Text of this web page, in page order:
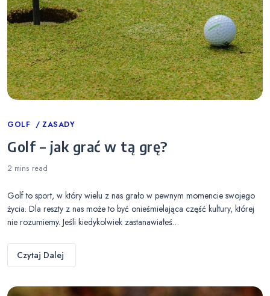
Categories
GOLF ZASADY
Golf – jak grać w tą grę?
2 mins read
Golf to sport, w który wielu z nas grało w pewnym momencie swojego
życia. Dla reszty z nas może to być onieśmielająca część kultury, której
nie rozumiemy. Jeśli kiedykolwiek zastanawiałeś…
Czytaj Dalej